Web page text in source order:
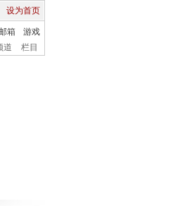
设为首页
箱
游戏
道 栏目